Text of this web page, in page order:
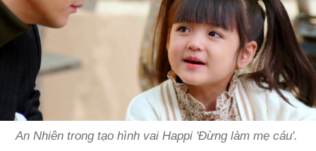
An Nhiên trong tạo hình vai Happi 'Đừng làm mẹ cáu'.